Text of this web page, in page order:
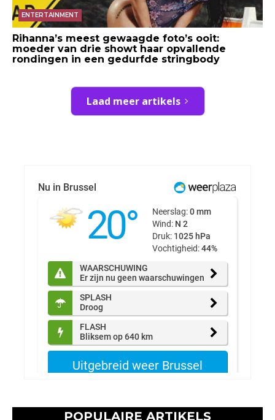
ENTERTAINMENT
Rihanna’s meest gewaagde foto’s ooit:
moeder van drie showt haar opvallende
rondingen in een gedurfde stringbody
Laad meer artikels
POPULAIRE ARTIKELS